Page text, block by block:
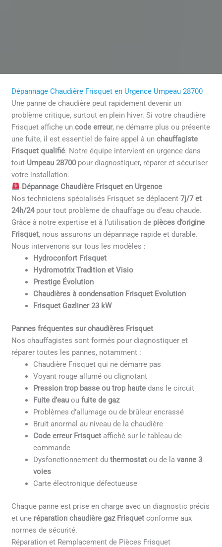
Dépannage Chaudière Frisquet en Urgence Umpeau 28700
Une panne de chaudière peut rapidement devenir un
problème critique, surtout en plein hiver. Si votre chaudière
Frisquet affiche uncode erreur, ne démarre plus ou présente
une fuite, il est essentiel de faire appel à unchauffagiste
Frisquet qualifié. Notre équipe intervient en urgence dans
tout Umpeau 28700 pour diagnostiquer, réparer et sécuriser
votre installation.
Dépannage Chaudière Frisquet en Urgence
Nos techniciens spécialisés Frisquet se déplacent7j/7 et
24h/24pour tout problème de chauffage ou d’eau chaude.
Grâce à notre expertise et à l’utilisation de pièces d’origine
Frisquet, nous assurons un dépannage rapide et durable.
Nous intervenons sur tous les modèles :
Hydroconfort Frisquet
Hydromotrix Tradition et Visio
Prestige Évolution
Chaudières à condensation Frisquet Evolution
Frisquet Gazliner 23 kW
Pannes fréquentes sur chaudières Frisquet
Nos chauffagistes sont formés pour diagnostiquer et
réparer toutes les pannes, notamment :
Chaudière Frisquet qui ne démarre pas
Voyant rouge allumé ou clignotant
Pression trop basse ou trop haute dans le circuit
Fuite d’eau oufuite de gaz
Problèmes d’allumage ou de brûleur encrassé
Bruit anormal au niveau de la chaudière
Code erreur Frisquet affiché sur le tableau de
commande
Dysfonctionnement duthermostat ou de lavanne 3
voies
Carte électronique défectueuse
Chaque panne est prise en charge avec un diagnostic précis
et une réparation chaudière gaz Frisquet conforme aux
normes de sécurité.
Réparation et Remplacement de Pièces Frisquet